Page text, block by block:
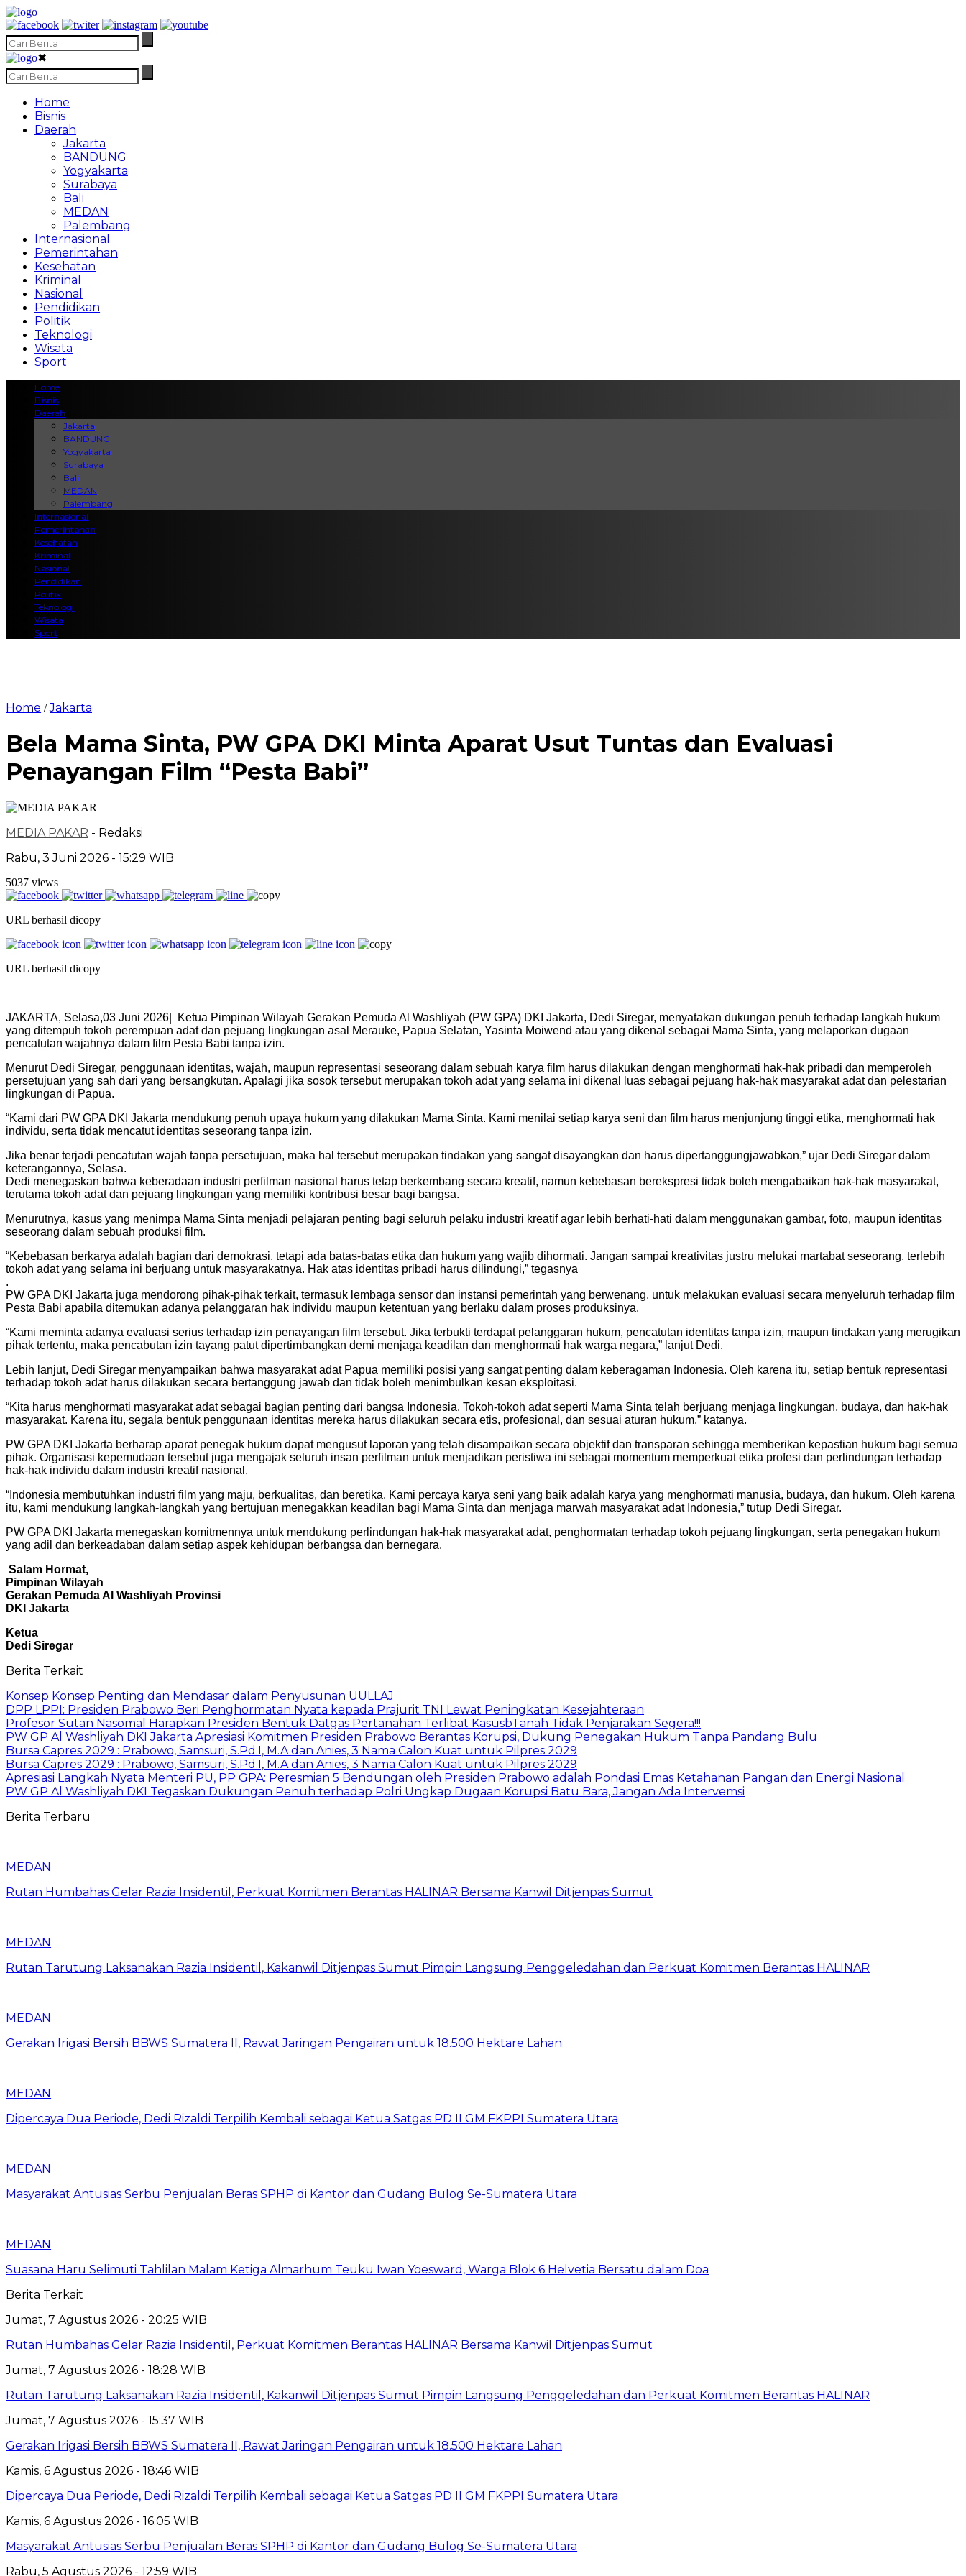
✖
Home
Bisnis
Daerah
Jakarta
BANDUNG
Yogyakarta
Surabaya
Bali
MEDAN
Palembang
Internasional
Pemerintahan
Kesehatan
Kriminal
Nasional
Pendidikan
Politik
Teknologi
Wisata
Sport
Home
Bisnis
Daerah
Jakarta
BANDUNG
Yogyakarta
Surabaya
Bali
MEDAN
Palembang
Internasional
Pemerintahan
Kesehatan
Kriminal
Nasional
Pendidikan
Politik
Teknologi
Wisata
Sport
Home /Jakarta
Bela Mama Sinta, PW GPA DKI Minta Aparat Usut Tuntas dan Evaluasi
Penayangan Film “Pesta Babi”
MEDIA PAKAR - Redaksi
Rabu, 3 Juni 2026 - 15:29 WIB
5037 views
URL berhasil dicopy
URL berhasil dicopy
JAKARTA, Selasa,03 Juni 2026| Ketua Pimpinan Wilayah Gerakan Pemuda Al Washliyah (PW GPA) DKI Jakarta, Dedi Siregar, menyatakan dukungan penuh terhadap langkah hukum
yang ditempuh tokoh perempuan adat dan pejuang lingkungan asal Merauke, Papua Selatan, Yasinta Moiwend atau yang dikenal sebagai Mama Sinta, yang melaporkan dugaan
pencatutan wajahnya dalam film Pesta Babi tanpa izin.
Menurut Dedi Siregar, penggunaan identitas, wajah, maupun representasi seseorang dalam sebuah karya film harus dilakukan dengan menghormati hak-hak pribadi dan memperoleh
persetujuan yang sah dari yang bersangkutan. Apalagi jika sosok tersebut merupakan tokoh adat yang selama ini dikenal luas sebagai pejuang hak-hak masyarakat adat dan pelestarian
lingkungan di Papua.
“Kami dari PW GPA DKI Jakarta mendukung penuh upaya hukum yang dilakukan Mama Sinta. Kami menilai setiap karya seni dan film harus menjunjung tinggi etika, menghormati hak
individu, serta tidak mencatut identitas seseorang tanpa izin.
Jika benar terjadi pencatutan wajah tanpa persetujuan, maka hal tersebut merupakan tindakan yang sangat disayangkan dan harus dipertanggungjawabkan,” ujar Dedi Siregar dalam
keterangannya, Selasa.
Dedi menegaskan bahwa keberadaan industri perfilman nasional harus tetap berkembang secara kreatif, namun kebebasan berekspresi tidak boleh mengabaikan hak-hak masyarakat,
terutama tokoh adat dan pejuang lingkungan yang memiliki kontribusi besar bagi bangsa.
Menurutnya, kasus yang menimpa Mama Sinta menjadi pelajaran penting bagi seluruh pelaku industri kreatif agar lebih berhati-hati dalam menggunakan gambar, foto, maupun identitas
seseorang dalam sebuah produksi film.
“Kebebasan berkarya adalah bagian dari demokrasi, tetapi ada batas-batas etika dan hukum yang wajib dihormati. Jangan sampai kreativitas justru melukai martabat seseorang, terlebih
tokoh adat yang selama ini berjuang untuk masyarakatnya. Hak atas identitas pribadi harus dilindungi,” tegasnya
.
PW GPA DKI Jakarta juga mendorong pihak-pihak terkait, termasuk lembaga sensor dan instansi pemerintah yang berwenang, untuk melakukan evaluasi secara menyeluruh terhadap film
Pesta Babi apabila ditemukan adanya pelanggaran hak individu maupun ketentuan yang berlaku dalam proses produksinya.
“Kami meminta adanya evaluasi serius terhadap izin penayangan film tersebut. Jika terbukti terdapat pelanggaran hukum, pencatutan identitas tanpa izin, maupun tindakan yang merugikan
pihak tertentu, maka pencabutan izin tayang patut dipertimbangkan demi menjaga keadilan dan menghormati hak warga negara,” lanjut Dedi.
Lebih lanjut, Dedi Siregar menyampaikan bahwa masyarakat adat Papua memiliki posisi yang sangat penting dalam keberagaman Indonesia. Oleh karena itu, setiap bentuk representasi
terhadap tokoh adat harus dilakukan secara bertanggung jawab dan tidak boleh menimbulkan kesan eksploitasi.
“Kita harus menghormati masyarakat adat sebagai bagian penting dari bangsa Indonesia. Tokoh-tokoh adat seperti Mama Sinta telah berjuang menjaga lingkungan, budaya, dan hak-hak
masyarakat. Karena itu, segala bentuk penggunaan identitas mereka harus dilakukan secara etis, profesional, dan sesuai aturan hukum,” katanya.
PW GPA DKI Jakarta berharap aparat penegak hukum dapat mengusut laporan yang telah disampaikan secara objektif dan transparan sehingga memberikan kepastian hukum bagi semua
pihak. Organisasi kepemudaan tersebut juga mengajak seluruh insan perfilman untuk menjadikan peristiwa ini sebagai momentum memperkuat etika profesi dan perlindungan terhadap
hak-hak individu dalam industri kreatif nasional.
“Indonesia membutuhkan industri film yang maju, berkualitas, dan beretika. Kami percaya karya seni yang baik adalah karya yang menghormati manusia, budaya, dan hukum. Oleh karena
itu, kami mendukung langkah-langkah yang bertujuan menegakkan keadilan bagi Mama Sinta dan menjaga marwah masyarakat adat Indonesia,” tutup Dedi Siregar.
PW GPA DKI Jakarta menegaskan komitmennya untuk mendukung perlindungan hak-hak masyarakat adat, penghormatan terhadap tokoh pejuang lingkungan, serta penegakan hukum
yang adil dan berkeadaban dalam setiap aspek kehidupan berbangsa dan bernegara.
Salam Hormat,
Pimpinan Wilayah
Gerakan Pemuda Al Washliyah Provinsi
DKI Jakarta
Ketua
Dedi Siregar
Berita Terkait
Konsep Konsep Penting dan Mendasar dalam Penyusunan UULLAJ
DPP LPPI: Presiden Prabowo Beri Penghormatan Nyata kepada Prajurit TNI Lewat Peningkatan Kesejahteraan
Profesor Sutan Nasomal Harapkan Presiden Bentuk Datgas Pertanahan Terlibat KasusbTanah Tidak Penjarakan Segera!!!
PW GP Al Washliyah DKI Jakarta Apresiasi Komitmen Presiden Prabowo Berantas Korupsi, Dukung Penegakan Hukum Tanpa Pandang Bulu
Bursa Capres 2029 : Prabowo, Samsuri, S.Pd.I, M.A dan Anies, 3 Nama Calon Kuat untuk Pilpres 2029
Bursa Capres 2029 : Prabowo, Samsuri, S.Pd.I, M.A dan Anies, 3 Nama Calon Kuat untuk Pilpres 2029
Apresiasi Langkah Nyata Menteri PU, PP GPA: Peresmian 5 Bendungan oleh Presiden Prabowo adalah Pondasi Emas Ketahanan Pangan dan Energi Nasional
PW GP Al Washliyah DKI Tegaskan Dukungan Penuh terhadap Polri Ungkap Dugaan Korupsi Batu Bara, Jangan Ada Intervemsi
Berita Terbaru
MEDAN
Rutan Humbahas Gelar Razia Insidentil, Perkuat Komitmen Berantas HALINAR Bersama Kanwil Ditjenpas Sumut
MEDAN
Rutan Tarutung Laksanakan Razia Insidentil, Kakanwil Ditjenpas Sumut Pimpin Langsung Penggeledahan dan Perkuat Komitmen Berantas HALINAR
MEDAN
Gerakan Irigasi Bersih BBWS Sumatera II, Rawat Jaringan Pengairan untuk 18.500 Hektare Lahan
MEDAN
Dipercaya Dua Periode, Dedi Rizaldi Terpilih Kembali sebagai Ketua Satgas PD II GM FKPPI Sumatera Utara
MEDAN
Masyarakat Antusias Serbu Penjualan Beras SPHP di Kantor dan Gudang Bulog Se-Sumatera Utara
MEDAN
Suasana Haru Selimuti Tahlilan Malam Ketiga Almarhum Teuku Iwan Yoesward, Warga Blok 6 Helvetia Bersatu dalam Doa
Berita Terkait
Jumat, 7 Agustus 2026 - 20:25 WIB
Rutan Humbahas Gelar Razia Insidentil, Perkuat Komitmen Berantas HALINAR Bersama Kanwil Ditjenpas Sumut
Jumat, 7 Agustus 2026 - 18:28 WIB
Rutan Tarutung Laksanakan Razia Insidentil, Kakanwil Ditjenpas Sumut Pimpin Langsung Penggeledahan dan Perkuat Komitmen Berantas HALINAR
Jumat, 7 Agustus 2026 - 15:37 WIB
Gerakan Irigasi Bersih BBWS Sumatera II, Rawat Jaringan Pengairan untuk 18.500 Hektare Lahan
Kamis, 6 Agustus 2026 - 18:46 WIB
Dipercaya Dua Periode, Dedi Rizaldi Terpilih Kembali sebagai Ketua Satgas PD II GM FKPPI Sumatera Utara
Kamis, 6 Agustus 2026 - 16:05 WIB
Masyarakat Antusias Serbu Penjualan Beras SPHP di Kantor dan Gudang Bulog Se-Sumatera Utara
Rabu, 5 Agustus 2026 - 12:59 WIB